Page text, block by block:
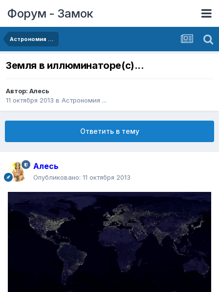
Форум - Замок
Астрономия ...
Земля в иллюминаторе(с)...
Автор: Алесь
11 октября 2013 в Астрономия ...
Ответить в тему
Алесь
Опубликовано: 11 октября 2013